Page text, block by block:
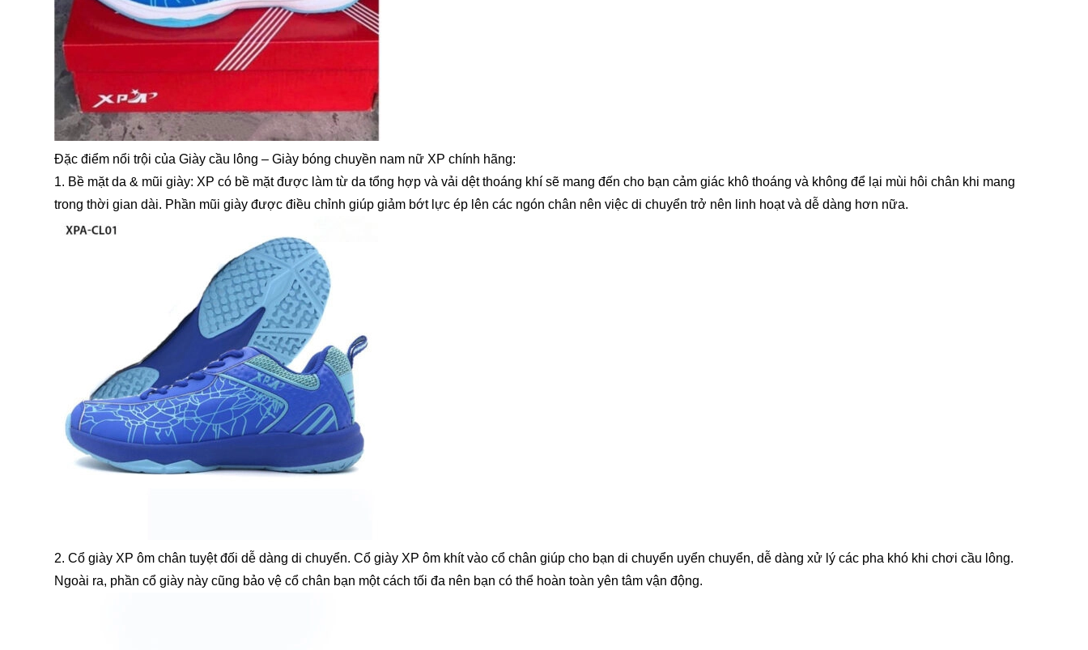
Đặc điểm nổi trội của Giày cầu lông – Giày bóng chuyền nam nữ XP chính hãng:
1. Bề mặt da & mũi giày: XP có bề mặt được làm từ da tổng hợp và vải dệt thoáng khí sẽ mang đến cho bạn cảm giác khô thoáng và không để lại mùi hôi chân khi mang
trong thời gian dài. Phần mũi giày được điều chỉnh giúp giảm bớt lực ép lên các ngón chân nên việc di chuyển trở nên linh hoạt và dễ dàng hơn nữa.
2. Cổ giày XP ôm chân tuyệt đối dễ dàng di chuyển. Cổ giày XP ôm khít vào cổ chân giúp cho bạn di chuyển uyển chuyển, dễ dàng xử lý các pha khó khi chơi cầu lông.
Ngoài ra, phần cổ giày này cũng bảo vệ cổ chân bạn một cách tối đa nên bạn có thể hoàn toàn yên tâm vận động.